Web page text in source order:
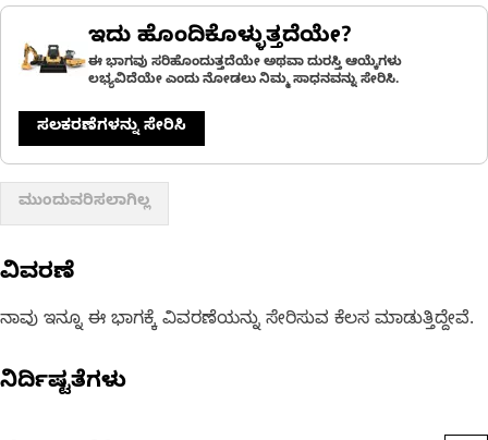
ಇದು ಹೊಂದಿಕೊಳ್ಳುತ್ತದೆಯೇ?
ಈ ಭಾಗವು ಸರಿಹೊಂದುತ್ತದೆಯೇ ಅಥವಾ ದುರಸ್ತಿ ಆಯ್ಕೆಗಳು
ಲಭ್ಯವಿದೆಯೇ ಎಂದು ನೋಡಲು ನಿಮ್ಮ ಸಾಧನವನ್ನು ಸೇರಿಸಿ.
ಸಲಕರಣೆಗಳನ್ನು ಸೇರಿಸಿ
ಮುಂದುವರಿಸಲಾಗಿಲ್ಲ
ವಿವರಣೆ
ನಾವು ಇನ್ನೂ ಈ ಭಾಗಕ್ಕೆ ವಿವರಣೆಯನ್ನು ಸೇರಿಸುವ ಕೆಲಸ ಮಾಡುತ್ತಿದ್ದೇವೆ.
ನಿರ್ದಿಷ್ಟತೆಗಳು